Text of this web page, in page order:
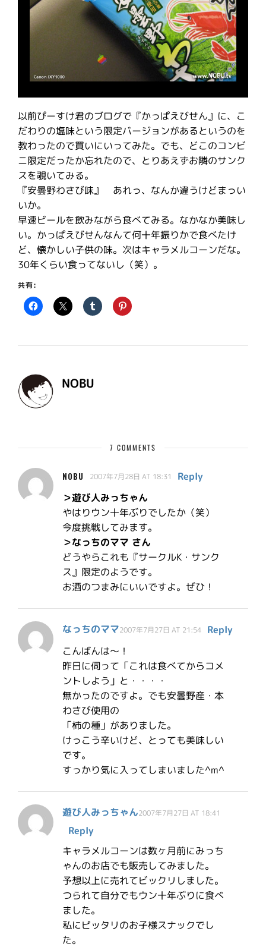
以前ぴーすけ君のブログで『かっぱえびせん』に、こ
だわりの塩味という限定バージョンがあるというのを
教わったので買いにいってみた。でも、どこのコンビ
ニ限定だったか忘れたので、とりあえずお隣のサンク
スを覗いてみる。
『安曇野わさび味』 あれっ、なんか違うけどまっい
いか。
早速ビールを飲みながら食べてみる。なかなか美味し
い。かっぱえびせんなんて何十年振りかで食べたけ
ど、懐かしい子供の味。次はキャラメルコーンだな。
30年くらい食ってないし（笑）。
共有:
NOBU
7 COMMENTS
NOBU 2007年7月28日 AT 18:31
Reply
＞遊び人みっちゃん
やはりウン十年ぶりでしたか（笑）
今度挑戦してみます。
＞なっちのママ さん
どうやらこれも『サークルK・サンク
ス』限定のようです。
お酒のつまみにいいですよ。ぜひ！
なっちのママ2007年7月27日 AT 21:54
Reply
こんばんは～！
昨日に伺って「これは食べてからコメ
ントしよう」と・・・・
無かったのですよ。でも安曇野産・本
わさび使用の
「柿の種」がありました。
けっこう辛いけど、とっても美味しい
です。
すっかり気に入ってしまいました^m^
遊び人みっちゃん2007年7月27日 AT 18:41
Reply
キャラメルコーンは数ヶ月前にみっち
ゃんのお店でも販売してみました。
予想以上に売れてビックリしました。
つられて自分でもウン十年ぶりに食べ
ました。
私にピッタリのお子様スナックでし
た。